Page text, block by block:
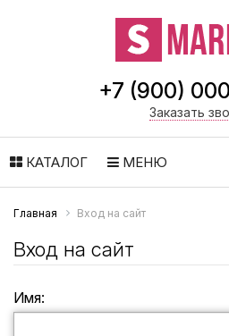
+7 (900)
Заказать
КАТАЛОГ МЕНЮ
Главная Вход на сайт
Вход на сайт
Имя: